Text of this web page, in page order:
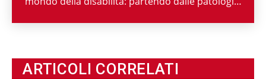
l'approccio positivo alla disabilità, una risorsa
fondamentale della nostra società.
ARTICOLI CORRELATI